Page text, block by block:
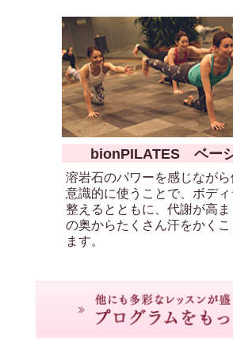
bionPILATES ベー
溶岩石のパワーを感じなが
意識的に使うことで、ボデ
整えるとともに、代謝が高
の奥からたくさん汗をかくこ
ます。